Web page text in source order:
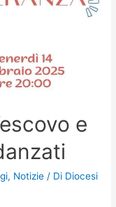
e
, Notizie / Di Diocesi